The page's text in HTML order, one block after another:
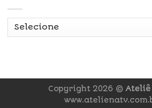
Copyright 2026 © Ateliê